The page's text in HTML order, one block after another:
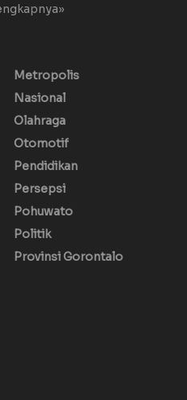
Metropolis
Nasional
Olahraga
Otomotif
Pendidikan
Persepsi
Pohuwato
Politik
Provinsi Gorontalo